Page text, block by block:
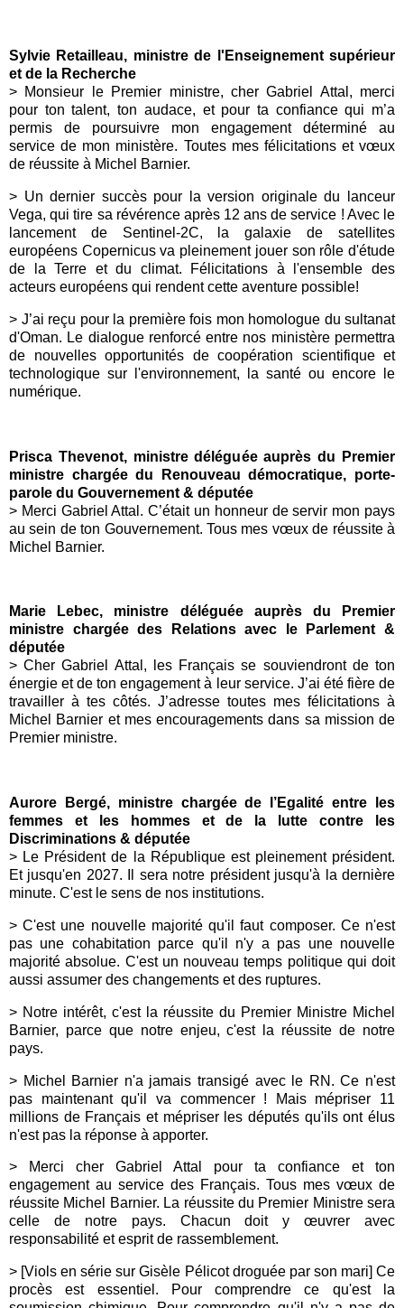
Sylvie Retailleau, ministre de l'Enseignement supérieur
et de la Recherche
> Monsieur le Premier ministre, cher Gabriel Attal, merci
pour ton talent, ton audace, et pour ta confiance qui m’a
permis de poursuivre mon engagement déterminé au
service de mon ministère. Toutes mes félicitations et vœux
de réussite à Michel Barnier.
> Un dernier succès pour la version originale du lanceur
Vega, qui tire sa révérence après 12 ans de service ! Avec le
lancement de Sentinel-2C, la galaxie de satellites
européens Copernicus va pleinement jouer son rôle d'étude
de la Terre et du climat. Félicitations à l'ensemble des
acteurs européens qui rendent cette aventure possible!
> J’ai reçu pour la première fois mon homologue du sultanat
d'Oman. Le dialogue renforcé entre nos ministère permettra
de nouvelles opportunités de coopération scientifique et
technologique sur l'environnement, la santé ou encore le
numérique.
Prisca Thevenot, ministre déléguée auprès du Premier
ministre chargée du Renouveau démocratique, porte-
parole du Gouvernement & députée
> Merci Gabriel Attal. C’était un honneur de servir mon pays
au sein de ton Gouvernement. Tous mes vœux de réussite à
Michel Barnier.
Marie Lebec, ministre déléguée auprès du Premier
ministre chargée des Relations avec le Parlement &
députée
> Cher Gabriel Attal, les Français se souviendront de ton
énergie et de ton engagement à leur service. J’ai été fière de
travailler à tes côtés. J’adresse toutes mes félicitations à
Michel Barnier et mes encouragements dans sa mission de
Premier ministre.
Aurore Bergé, ministre chargée de l’Egalité entre les
femmes et les hommes et de la lutte contre les
Discriminations & députée
> Le Président de la République est pleinement président.
Et jusqu'en 2027. Il sera notre président jusqu'à la dernière
minute. C'est le sens de nos institutions.
> C'est une nouvelle majorité qu'il faut composer. Ce n'est
pas une cohabitation parce qu'il n'y a pas une nouvelle
majorité absolue. C'est un nouveau temps politique qui doit
aussi assumer des changements et des ruptures.
> Notre intérêt, c'est la réussite du Premier Ministre Michel
Barnier, parce que notre enjeu, c'est la réussite de notre
pays.
> Michel Barnier n'a jamais transigé avec le RN. Ce n'est
pas maintenant qu'il va commencer ! Mais mépriser 11
millions de Français et mépriser les députés qu'ils ont élus
n'est pas la réponse à apporter.
> Merci cher Gabriel Attal pour ta confiance et ton
engagement au service des Français. Tous mes vœux de
réussite Michel Barnier. La réussite du Premier Ministre sera
celle de notre pays. Chacun doit y œuvrer avec
responsabilité et esprit de rassemblement.
> [Viols en série sur Gisèle Pélicot droguée par son mari] Ce
procès est essentiel. Pour comprendre ce qu'est la